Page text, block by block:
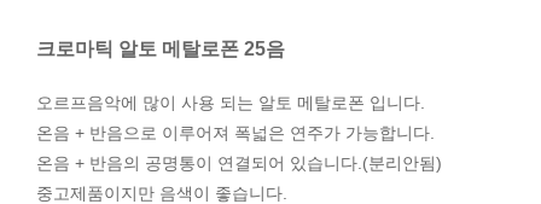
크로마틱 알토 메탈로폰 25음
오르프음악에 많이 사용 되는 알토 메탈로폰 입니다.
온음 + 반음으로 이루어져 폭넓은 연주가 가능합니다.
온음 + 반음의 공명통이 연결되어 있습니다.(분리안됨)
중고제품이지만 음색이 좋습니다.